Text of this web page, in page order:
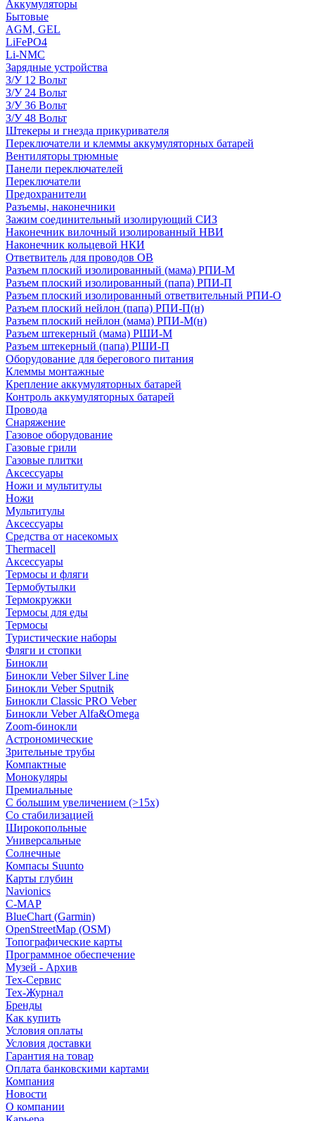
Аккумуляторы
Бытовые
AGM, GEL
LiFePO4
Li-NMC
Зарядные устройства
З/У 12 Вольт
З/У 24 Вольт
З/У 36 Вольт
З/У 48 Вольт
Штекеры и гнезда прикуривателя
Переключатели и клеммы аккумуляторных батарей
Вентиляторы трюмные
Панели переключателей
Переключатели
Предохранители
Разъемы, наконечники
Зажим соединительный изолирующий СИЗ
Наконечник вилочный изолированный НВИ
Наконечник кольцевой НКИ
Ответвитель для проводов ОВ
Разъем плоский изолированный (мама) РПИ-М
Разъем плоский изолированный (папа) РПИ-П
Разъем плоский изолированный ответвительный РПИ-О
Разъем плоский нейлон (папа) РПИ-П(н)
Разъем плоский нейлон (мама) РПИ-М(н)
Разъем штекерный (мама) РШИ-М
Разъем штекерный (папа) РШИ-П
Оборудование для берегового питания
Клеммы монтажные
Крепление аккумуляторных батарей
Контроль аккумуляторных батарей
Провода
Снаряжение
Газовое оборудование
Газовые грили
Газовые плитки
Аксессуары
Ножи и мультитулы
Ножи
Мультитулы
Аксессуары
Средства от насекомых
Thermacell
Аксессуары
Термосы и фляги
Термобутылки
Термокружки
Термосы для еды
Термосы
Туристические наборы
Фляги и стопки
Бинокли
Бинокли Veber Silver Line
Бинокли Veber Sputnik
Бинокли Classic PRO Veber
Бинокли Veber Alfa&Omega
Zoom-бинокли
Астрономические
Зрительные трубы
Компактные
Монокуляры
Премиальные
С большим увеличением (>15x)
Со стабилизацией
Широкопольные
Универсальные
Солнечные
Компасы Suunto
Карты глубин
Navionics
C-MAP
BlueChart (Garmin)
OpenStreetMap (OSM)
Топографические карты
Программное обеспечение
Музей - Архив
Tex-Сервис
Тех-Журнал
Бренды
Как купить
Условия оплаты
Условия доставки
Гарантия на товар
Оплата банковскими картами
Компания
Новости
О компании